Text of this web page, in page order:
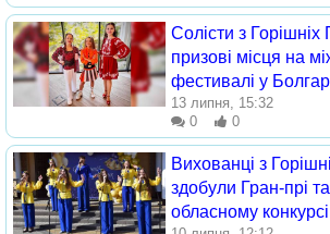
Солісти з
призові місця на
фестивалі у
13 липня, 15:32
0
0
Вихованці з
здобули Гран-прі
обласному